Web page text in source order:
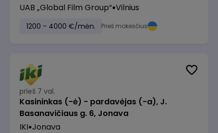
UAB „Global Film Group“ Vilnius
1200 - 4000 €/mėn. Prieš mokesčius
prieš 7 val.
Kasininkas (-ė) - pardavėjas (-a), J.
Basanavičiaus g. 6, Jonava
IKI Jonava